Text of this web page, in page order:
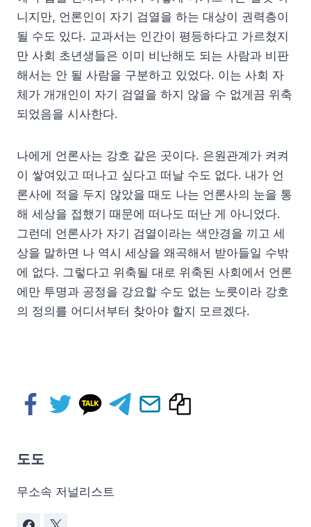
니지만, 언론인이 자기 검열을 하는 대상이 권력층이
될 수도 있다. 교과서는 인간이 평등하다고 가르쳤지
만 사회 초년생들은 이미 비난해도 되는 사람과 비판
해서는 안 될 사람을 구분하고 있었다. 이는 사회 자
체가 개개인이 자기 검열을 하지 않을 수 없게끔 위축
되었음을 시사한다.
나에게 언론사는 강호 같은 곳이다. 은원관계가 켜켜
이 쌓여있고 떠나고 싶다고 떠날 수도 없다. 내가 언
론사에 적을 두지 않았을 때도 나는 언론사의 눈을 통
해 세상을 접했기 때문에 떠나도 떠난 게 아니었다.
그런데 언론사가 자기 검열이라는 색안경을 끼고 세
상을 말하면 나 역시 세상을 왜곡해서 받아들일 수밖
에 없다. 그렇다고 위축될 대로 위축된 사회에서 언론
에만 투명과 공정을 강요할 수도 없는 노릇이라 강호
의 정의를 어디서부터 찾아야 할지 모르겠다.
도도
무소속 저널리스트